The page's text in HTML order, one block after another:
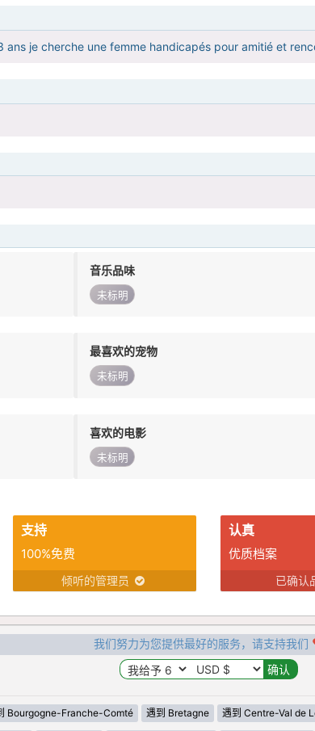
ans je cherche une femme handicapés pour amitié et
音乐品味
未标明
最喜欢的宠物
未标明
喜欢的电影
未标明
支持
100%免费
倾听的管理员
认真
优质档案
已确认
我们努力为您提供最好的服务，请支持我们
Bourgogne-Franche-Comté 遇到 Bretagne 遇到 Centre-Val de